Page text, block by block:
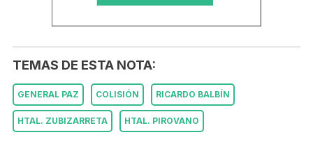
TEMAS DE ESTA NOTA:
GENERAL PAZ COLISIÓN RICARDO BALBÍN
HTAL. ZUBIZARRETA HTAL. PIROVANO